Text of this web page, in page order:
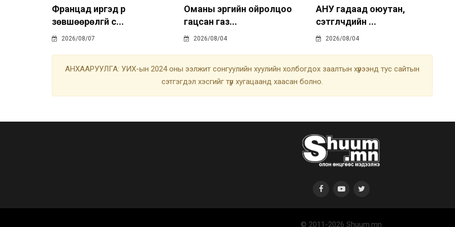
Францад иргэд рүү
зөвшөөрөлгүй с...
2026/08/07
Оманы эргийн ойролцоо
гацсан газ...
2026/08/04
АНУ гадаад оюутан,
сэтгүүлчдийн ...
2026/08/04
АНХААРУУЛГА: УИХ-ын 2024 оны ээлжит сонгуулийн хуулийн холбогдох заалтын хүрээнд тус сайтын
сэтгэгдэл хэсгийг түр хугацаанд хаасан болно.
© 2011-2026 Shuum.mn